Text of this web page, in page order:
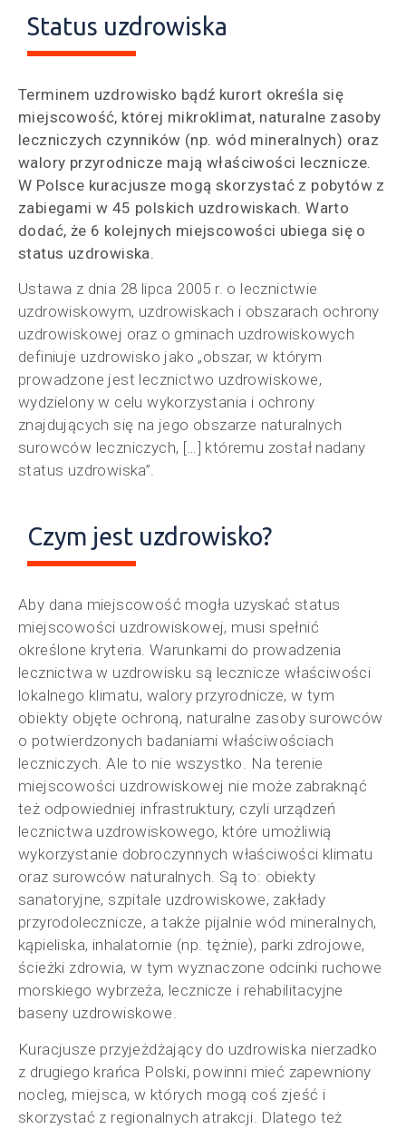
Status uzdrowiska
Terminem uzdrowisko bądź kurort określa się
miejscowość, której mikroklimat, naturalne zasoby
leczniczych czynników (np. wód mineralnych) oraz
walory przyrodnicze mają właściwości lecznicze.
W Polsce kuracjusze mogą skorzystać z pobytów z
zabiegami w 45 polskich uzdrowiskach. Warto
dodać, że 6 kolejnych miejscowości ubiega się o
status uzdrowiska.
Ustawa z dnia 28 lipca 2005 r. o lecznictwie
uzdrowiskowym, uzdrowiskach i obszarach ochrony
uzdrowiskowej oraz o gminach uzdrowiskowych
definiuje uzdrowisko jako „obszar, w którym
prowadzone jest lecznictwo uzdrowiskowe,
wydzielony w celu wykorzystania i ochrony
znajdujących się na jego obszarze naturalnych
surowców leczniczych, […] któremu został nadany
status uzdrowiska”.
Czym jest uzdrowisko?
Aby dana miejscowość mogła uzyskać status
miejscowości uzdrowiskowej, musi spełnić
określone kryteria. Warunkami do prowadzenia
lecznictwa w uzdrowisku są lecznicze właściwości
lokalnego klimatu, walory przyrodnicze, w tym
obiekty objęte ochroną, naturalne zasoby surowców
o potwierdzonych badaniami właściwościach
leczniczych. Ale to nie wszystko. Na terenie
miejscowości uzdrowiskowej nie może zabraknąć
też odpowiedniej infrastruktury, czyli urządzeń
lecznictwa uzdrowiskowego, które umożliwią
wykorzystanie dobroczynnych właściwości klimatu
oraz surowców naturalnych. Są to: obiekty
sanatoryjne, szpitale uzdrowiskowe, zakłady
przyrodolecznicze, a także pijalnie wód mineralnych,
kąpieliska, inhalatornie (np. tężnie), parki zdrojowe,
ścieżki zdrowia, w tym wyznaczone odcinki ruchowe
morskiego wybrzeża, lecznicze i rehabilitacyjne
baseny uzdrowiskowe.
Kuracjusze przyjeżdżający do uzdrowiska nierzadko
z drugiego krańca Polski, powinni mieć zapewniony
nocleg, miejsca, w których mogą coś zjeść i
skorzystać z regionalnych atrakcji. Dlatego też